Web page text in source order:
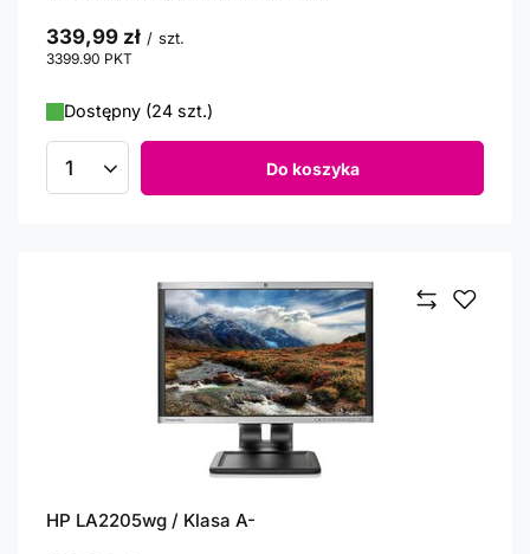
339,99 zł / szt.
3399.90 PKT
Dostępny (24 szt.)
Ilość produktów Do koszyka
HP LA2205wg / Klasa A-